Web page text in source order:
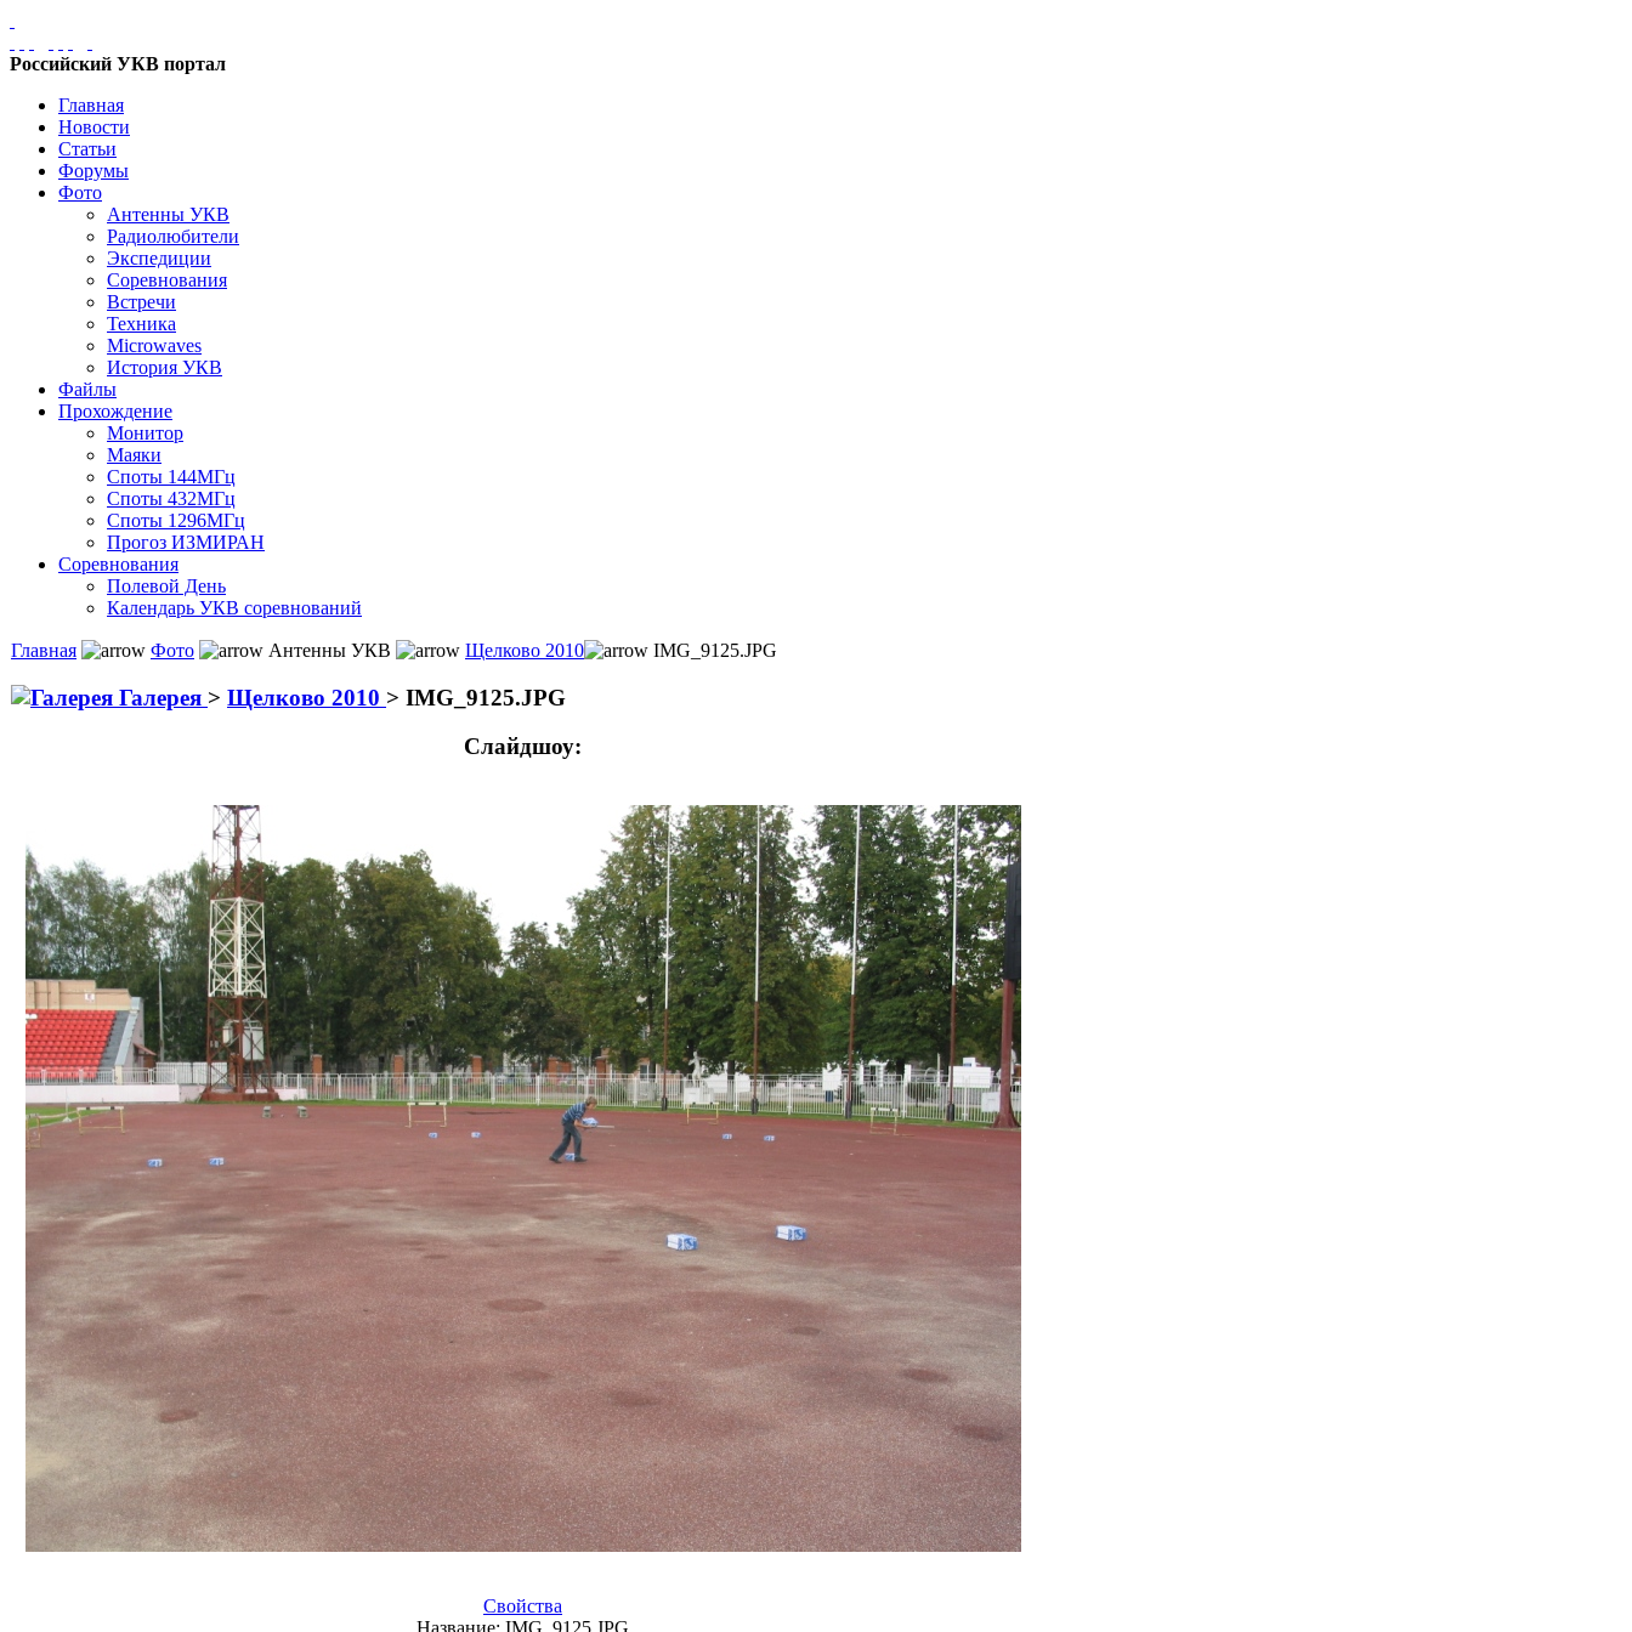
Российский УКВ портал
Главная
Новости
Статьи
Форумы
Фото
Антенны УКВ
Радиолюбители
Экспедиции
Соревнования
Встречи
Техника
Microwaves
История УКВ
Файлы
Прохождение
Монитор
Маяки
Споты 144МГц
Споты 432МГц
Споты 1296МГц
Прогоз ИЗМИРАН
Соревнования
Полевой День
Календарь УКВ соревнований
Главная Фото Антенны УКВ Щелково 2010 IMG_9125.JPG
Галерея > Щелково 2010 > IMG_9125.JPG
Слайдшоу:
Свойства